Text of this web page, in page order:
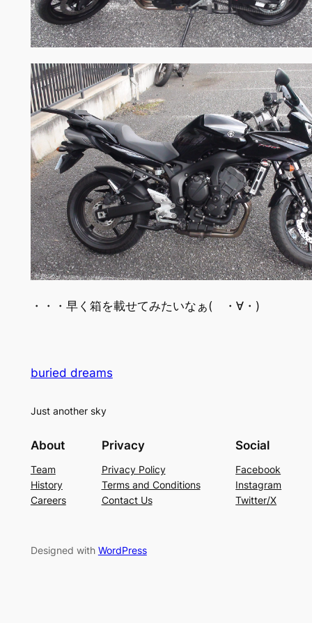
・・・早く箱を載せてみたいなぁ( ・∀・)
buried dreams
Just another sky
About
Team
History
Careers
Privacy
Privacy Policy
Terms and Conditions
Contact Us
Social
Facebook
Instagram
Twitter/X
Designed with WordPress